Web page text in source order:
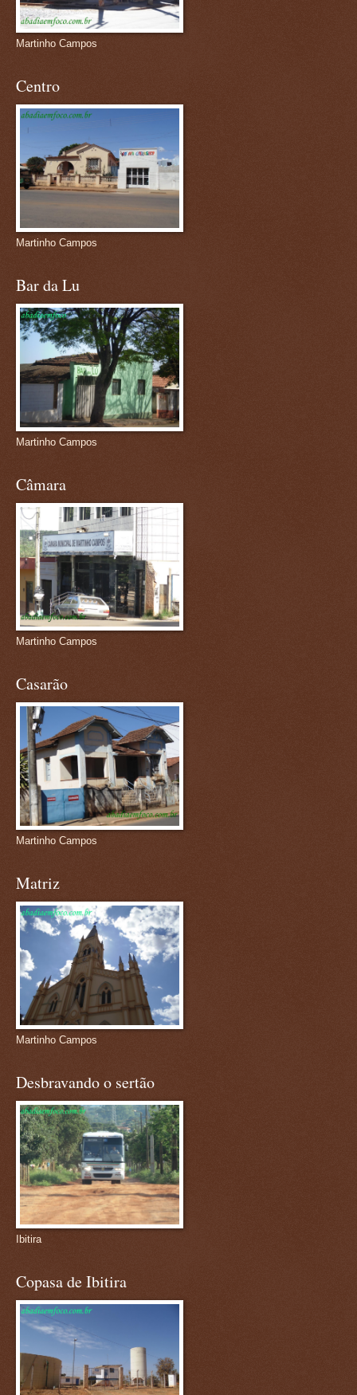
Martinho Campos
Centro
Martinho Campos
Bar da Lu
Martinho Campos
Câmara
Martinho Campos
Casarão
Martinho Campos
Matriz
Martinho Campos
Desbravando o sertão
Ibitira
Copasa de Ibitira